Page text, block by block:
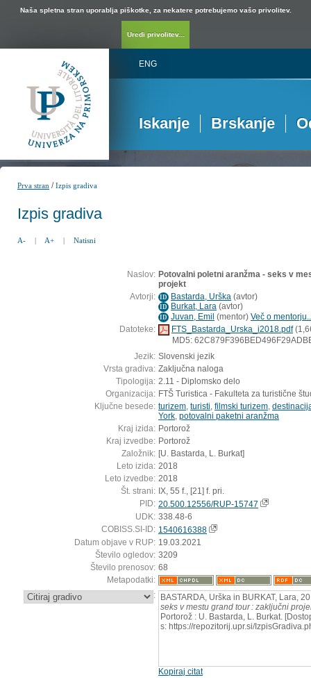
Naša spletna stran uporablja piškotke, za nekatere potrebujemo vašo privolitev.
Uredi privolitev...
ENG
Iskanje Brskanje
Prva stran /Izpis gradiva
Izpis gradiva
A- | A+ | Natisni
Naslov: Potovalni poletni aranžma - seks v
projekt
Avtorji: ID Bastarda, Urška (avtor)
ID Burkat, Lara (avtor)
ID Juvan, Emil (mentor) Več o
Datoteke:
FTS_Bastarda_Urska_i2018.pdf
MD5:
Jezik: Slovenski jezik
Vrsta gradiva: Zaključna naloga
Tipologija: 2.11 - Diplomsko delo
Organizacija: FTŠ Turistica - Fakulteta za turistične
Ključne besede: turizem turisti filmski turizem
York potovalni paketni aranžma
Kraj izida: Portorož
Kraj izvedbe: Portorož
Založnik: [U. Bastarda, L. Burkat]
Leto izida: 2018
Leto izvedbe: 2018
Št. strani: IX, 55 f., [21] f. pri.
PID: 20.500.12556/RUP-15747
UDK: 338.48-6
COBISS.SI-ID: 1540616388
Datum objave v RUP: 19.03.2021
Število ogledov: 3209
Število prenosov: 68
Metapodatki:
: BASTARDA, Urška in BURKAT, Lara,
seks v mestu grand tour : zaključni
Portorož : U. Bastarda, L. Burkat.
s: https://repozitorij.upr.si/
Kopiraj citat